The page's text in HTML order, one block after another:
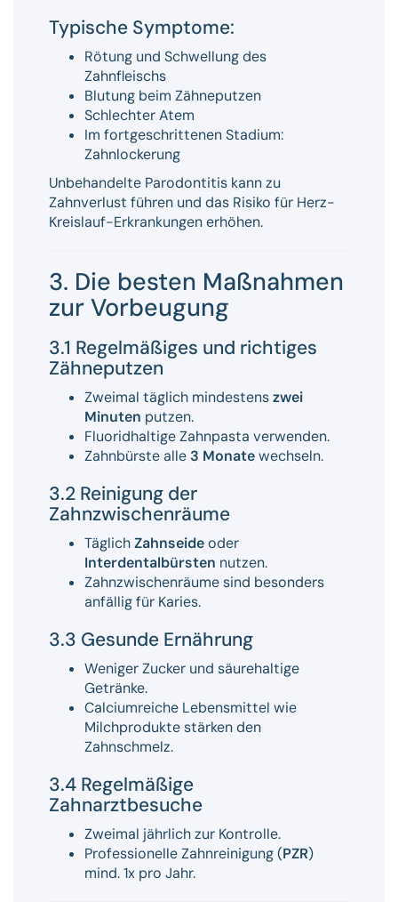
Typische Symptome:
Rötung und Schwellung des
Zahnfleischs
Blutung beim Zähneputzen
Schlechter Atem
Im fortgeschrittenen Stadium:
Zahnlockerung
Unbehandelte Parodontitis kann zu
Zahnverlust führen und das Risiko für Herz-
Kreislauf-Erkrankungen erhöhen.
3. Die besten Maßnahmen
zur Vorbeugung
3.1 Regelmäßiges und richtiges
Zähneputzen
Zweimal täglich mindestenszwei
Minuten putzen.
Fluoridhaltige Zahnpasta verwenden.
Zahnbürste alle 3 Monatewechseln.
3.2 Reinigung der
Zahnzwischenräume
TäglichZahnseideoder
Interdentalbürsten nutzen.
Zahnzwischenräume sind besonders
anfällig für Karies.
3.3 Gesunde Ernährung
Weniger Zucker und säurehaltige
Getränke.
Calciumreiche Lebensmittel wie
Milchprodukte stärken den
Zahnschmelz.
3.4 Regelmäßige
Zahnarztbesuche
Zweimal jährlich zur Kontrolle.
Professionelle Zahnreinigung (PZR)
mind. 1x pro Jahr.